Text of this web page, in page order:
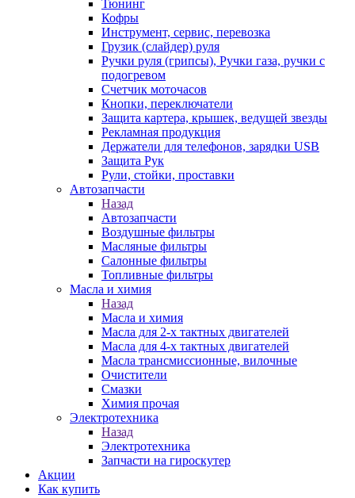
Тюнинг
Кофры
Инструмент, сервис, перевозка
Грузик (слайдер) руля
Ручки руля (грипсы), Ручки газа, ручки с
подогревом
Счетчик моточасов
Кнопки, переключатели
Защита картера, крышек, ведущей звезды
Рекламная продукция
Держатели для телефонов, зарядки USB
Защита Рук
Рули, стойки, проставки
Автозапчасти
Назад
Автозапчасти
Воздушные фильтры
Масляные фильтры
Салонные фильтры
Топливные фильтры
Масла и химия
Назад
Масла и химия
Масла для 2-х тактных двигателей
Масла для 4-х тактных двигателей
Масла трансмиссионные, вилочные
Очистители
Смазки
Химия прочая
Электротехника
Назад
Электротехника
Запчасти на гироскутер
Акции
Как купить